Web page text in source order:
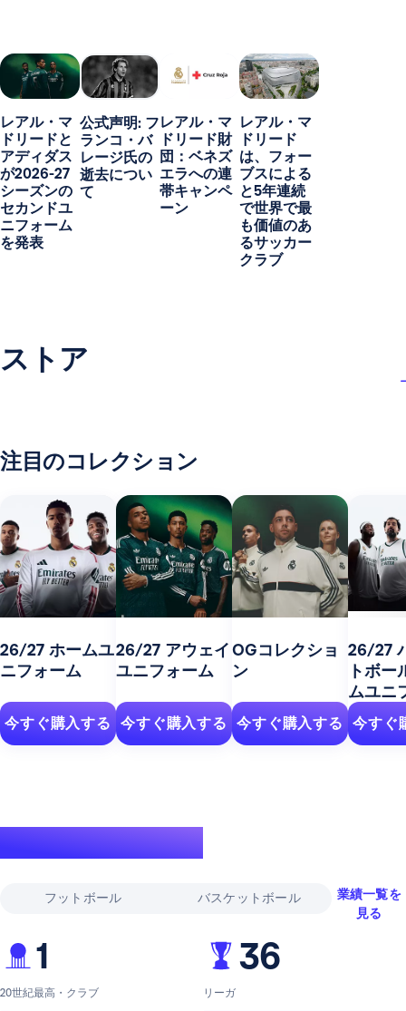
レアル・マ
ドリードと
アディダス
が2026-27
シーズンの
セカンドユ
ニフォーム
を発表
公式声明: フ
ランコ・バ
レージ氏の
逝去につい
て
レアル・マ
ドリード財
団：ベネズ
エラへの連
帯キャンペ
ーン
レアル・マ
ドリード
は、フォー
ブスによる
と5年連続
で世界で最
も価値のあ
るサッカー
クラブ
ストア
注目のコレクション
26/27 ホームユ
ニフォーム
今すぐ購入する
26/27 アウェイ
ユニフォーム
今すぐ購入する
OGコレクショ
ン
今すぐ購入する
26/27
トボー
ムユニ
今すぐ
伝説的な実績
フットボール バスケットボール
業績一覧を
見る
1
20世紀最高・クラブ
36
リーガ